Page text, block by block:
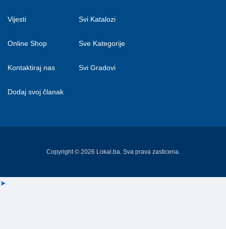
Vijesti
Online Shop
Kontaktiraj nas
Dodaj svoj članak
Svi Katalozi
Sve Kategorije
Svi Gradovi
Copyright © 2026 Lokal.ba. Sva prava zasticena.
➤